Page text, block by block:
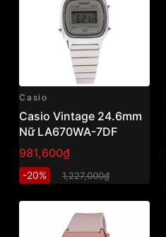
Casio
Casio Vintage 24.6mm
Nữ LA670WA-7DF
981,600₫
-20% 1,227,000₫